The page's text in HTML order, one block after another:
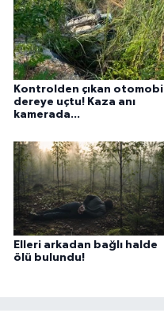
Kontrolden çıkan otomobil
dereye uçtu! Kaza anı
kamerada...
Elleri arkadan bağlı halde
ölü bulundu!